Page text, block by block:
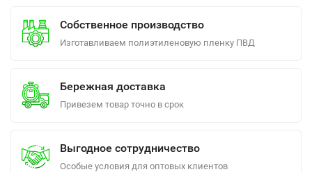
Собственное производство
Изготавливаем полиэтиленовую пленку ПВД
Бережная доставка
Привезем товар точно в срок
Выгодное сотрудничество
Особые условия для оптовых клиентов